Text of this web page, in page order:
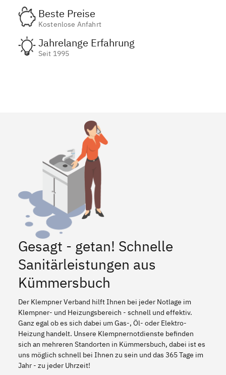
Beste Preise
Kostenlose Anfahrt
Jahrelange Erfahrung
Seit 1995
Gesagt - getan! Schnelle
Sanitärleistungen aus
Kümmersbuch
Der Klempner Verband hilft Ihnen bei jeder Notlage im
Klempner- und Heizungsbereich - schnell und effektiv.
Ganz egal ob es sich dabei um Gas-, Öl- oder Elektro-
Heizung handelt. Unsere Klempnernotdienste befinden
sich an mehreren Standorten in Kümmersbuch, dabei ist es
uns möglich schnell bei Ihnen zu sein und das 365 Tage im
Jahr - zu jeder Uhrzeit!